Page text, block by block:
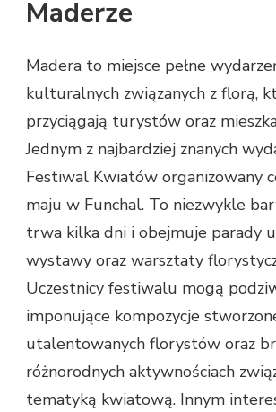
Maderze
Madera to miejsce pełne
kulturalnych związanych z florą,
przyciągają turystów oraz
Jednym z najbardziej znanych
Festiwal Kwiatów organizowany
maju w Funchal. To niezwykle
trwa kilka dni i obejmuje parady
wystawy oraz warsztaty
Uczestnicy festiwalu mogą
imponujące kompozycje
utalentowanych florystów oraz
różnorodnych aktywnościach
tematyką kwiatową. Innym